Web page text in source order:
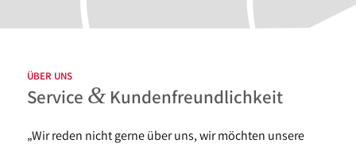
ÜBER UNS
Service &Kundenfreundlichkeit
„Wir reden nicht gerne über uns, wir möchten unsere